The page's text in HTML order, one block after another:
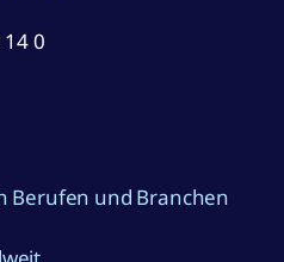
14 0
Berufen und Branchen